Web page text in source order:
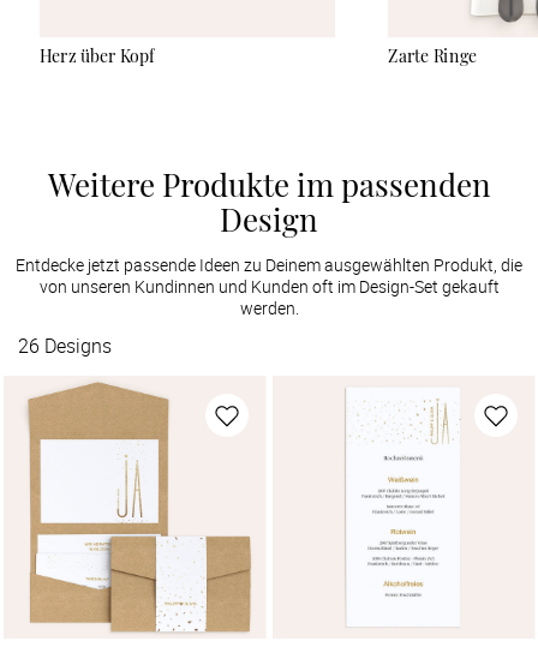
Herz über Kopf Zarte Ringe
Weitere Produkte im passenden
Design
Entdecke jetzt passende Ideen zu Deinem ausgewählten Produkt, die
von unseren Kundinnen und Kunden oft im Design-Set gekauft
werden.
26 Designs